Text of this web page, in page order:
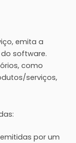
emita a
software.
como
serviços,
por um